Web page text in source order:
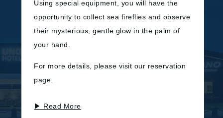
館内案内
交通アクセス
SDGs
オリジナル商品
ツイン
プレミアムデラックス
コーナースイート
レストラン&温泉
レストランTOP
BLUNO
その他
Using special equipment, you will have the
opportunity to collect sea fireflies and observe
their mysterious, gentle glow in the palm of
your hand.
For more details, please visit our reservation
page.
▶ Read More